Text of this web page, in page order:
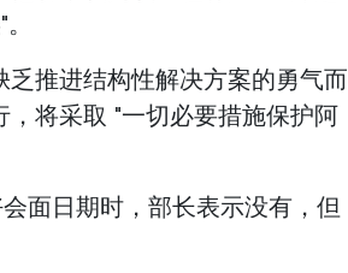
乏推进结构性解决方案的勇气而
将采取 "一切必要措施保护阿
面日期时，部长表示没有，但